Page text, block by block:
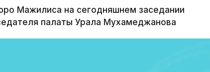
Мажилиса на сегодняшнем заседании
палаты Урала Мухамеджанова